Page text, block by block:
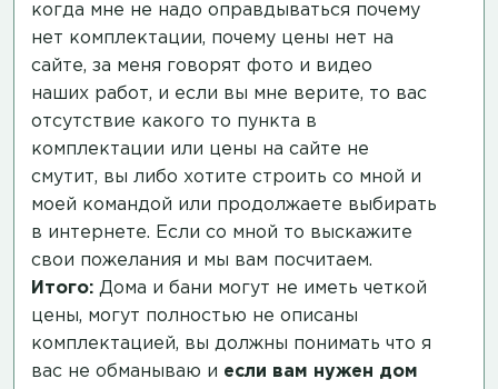
когда мне не надо оправдываться почему
нет комплектации, почему цены нет на
сайте, за меня говорят фото и видео
наших работ, и если вы мне верите, то вас
отсутствие какого то пункта в
комплектации или цены на сайте не
смутит, вы либо хотите строить со мной и
моей командой или продолжаете выбирать
в интернете. Если со мной то выскажите
свои пожелания и мы вам посчитаем.
Итого: Дома и бани могут не иметь четкой
цены, могут полностью не описаны
комплектацией, вы должны понимать что я
вас не обманываю и если вам нужен дом